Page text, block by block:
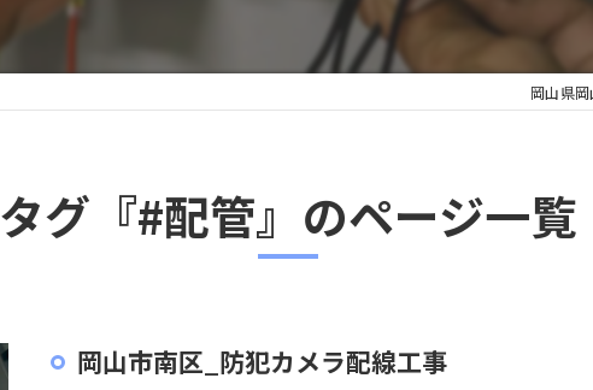
岡山県
タグ『#配管』のページ一覧
岡山市南区_防犯カメラ配線工事